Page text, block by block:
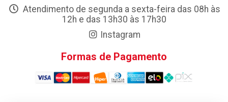
Atendimento de segunda a sexta-feira das 08h às
12h e das 13h30 às 17h30
Instagram
Formas de Pagamento